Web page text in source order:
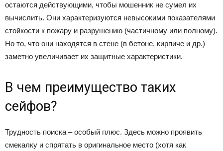
остаются действующими, чтобы мошенник не сумел их
вычислить. Они характеризуются невысокими показателями
стойкости к пожару и разрушению (частичному или полному).
Но то, что они находятся в стене (в бетоне, кирпиче и др.)
заметно увеличивает их защитные характеристики.
В чем преимущество таких
сейфов?
Трудность поиска – особый плюс. Здесь можно проявить
смекалку и спрятать в оригинальное место (хотя как